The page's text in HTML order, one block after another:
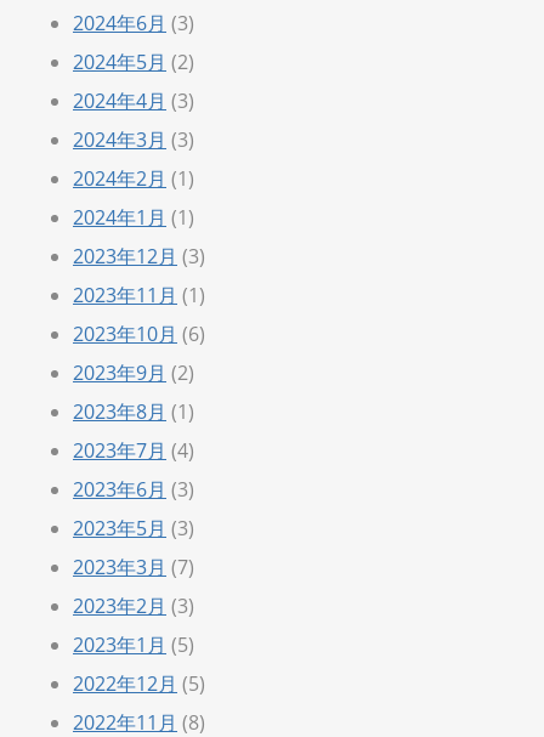
2024年6月 (3)
2024年5月 (2)
2024年4月 (3)
2024年3月 (3)
2024年2月 (1)
2024年1月 (1)
2023年12月 (3)
2023年11月 (1)
2023年10月 (6)
2023年9月 (2)
2023年8月 (1)
2023年7月 (4)
2023年6月 (3)
2023年5月 (3)
2023年3月 (7)
2023年2月 (3)
2023年1月 (5)
2022年12月 (5)
2022年11月 (8)